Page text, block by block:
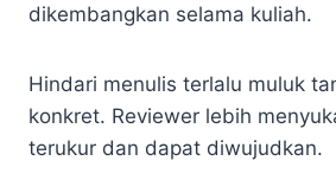
dikembangkan selama kuliah.
Hindari menulis terlalu muluk
konkret. Reviewer lebih
terukur dan dapat diwujudkan.